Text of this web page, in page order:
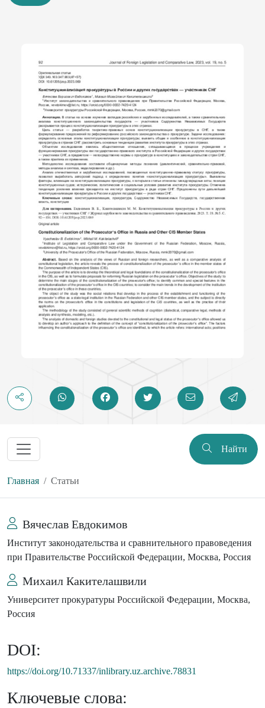
Найти
Главная Статьи
Вячеслав Евдокимов
Институт законодательства и сравнительного правоведения
при Правительстве Российской Федерации, Москва, Россия
Михаил Какителашвили
Университет прокуратуры Российской Федерации, Москва,
Россия
DOI:
https://doi.org/10.71337/inlibrary.uz.archive.78831
Ключевые слова: